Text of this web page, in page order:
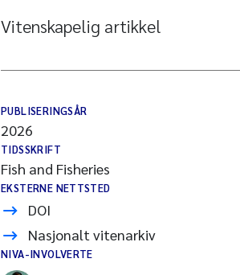
Vitenskapelig artikkel
PUBLISERINGSÅR
2026
TIDSSKRIFT
Fish and Fisheries
EKSTERNE NETTSTED
DOI
Nasjonalt vitenarkiv
NIVA-INVOLVERTE